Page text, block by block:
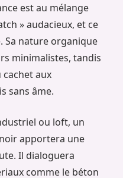
est au mélange
» audacieux, et ce
Sa nature organique
minimalistes, tandis
aux
sans âme.
ou loft, un
apportera une
Il dialoguera
comme le béton